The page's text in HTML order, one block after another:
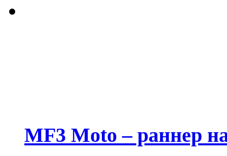
MF3 Moto – раннер